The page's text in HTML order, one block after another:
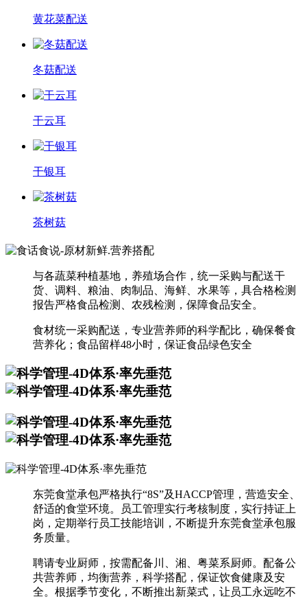
黄花菜配送
冬菇配送
干云耳
干银耳
茶树菇
与各蔬菜种植基地，养殖场合作，统一采购与配送干
货、调料、粮油、肉制品、海鲜、水果等，具合格检测
报告严格食品检测、农残检测，保障食品安全。
食材统一采购配送，专业营养师的科学配比，确保餐食
营养化；食品留样48小时，保证食品绿色安全
东莞食堂承包严格执行“8S”及HACCP管理，营造安全、
舒适的食堂环境。员工管理实行考核制度，实行持证上
岗，定期举行员工技能培训，不断提升东莞食堂承包服
务质量。
聘请专业厨师，按需配备川、湘、粤菜系厨师。配备公
共营养师，均衡营养，科学搭配，保证饮食健康及安
全。根据季节变化，不断推出新菜式，让员工永远吃不